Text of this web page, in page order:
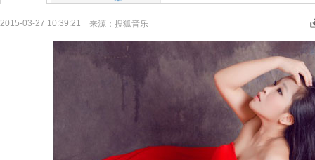
2015-03-27 10:39:21 来源： 搜狐音乐